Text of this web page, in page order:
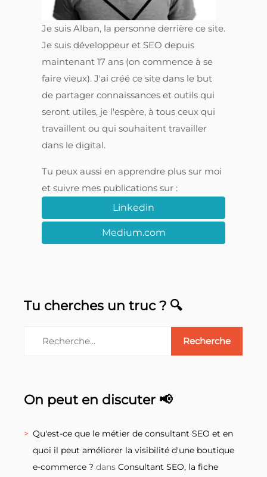
Je suis Alban, la personne derrière ce site.
Je suis développeur et SEO depuis
maintenant 17 ans (on commence à se
faire vieux). J'ai créé ce site dans le but
de partager connaissances et outils qui
seront utiles, je l'espère, à tous ceux qui
travaillent ou qui souhaitent travailler
dans le digital.
Tu peux aussi en apprendre plus sur moi
et suivre mes publications sur :
Linkedin
Medium.com
Tu cherches un truc ? 🔍
On peut en discuter 📢
Qu'est-ce que le métier de consultant SEO et en
quoi il peut améliorer la visibilité d'une boutique
e-commerce ? dans Consultant SEO, la fiche